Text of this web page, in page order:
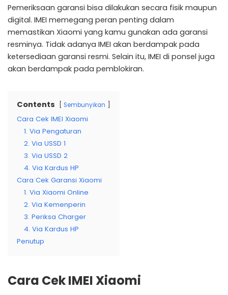
Pemeriksaan garansi bisa dilakukan secara fisik maupun
digital. IMEI memegang peran penting dalam
memastikan Xiaomi yang kamu gunakan ada garansi
resminya. Tidak adanya IMEI akan berdampak pada
ketersediaan garansi resmi. Selain itu, IMEI di ponsel juga
akan berdampak pada pemblokiran.
Contents Sembunyikan
Cara Cek IMEI Xiaomi
1. Via Pengaturan
2. Via USSD 1
3. Via USSD 2
4. Via Kardus HP
Cara Cek Garansi Xiaomi
1. Via Xiaomi Online
2. Via Kemenperin
3. Periksa Charger
4. Via Kardus HP
Penutup
Cara Cek IMEI Xiaomi